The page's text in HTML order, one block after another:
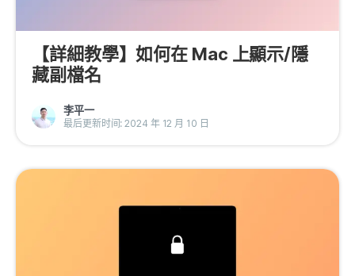
【詳細教學】如何在 Mac 上顯示/隱
藏副檔名
李平一
最后更新时间: 2024 年 12 月 10 日